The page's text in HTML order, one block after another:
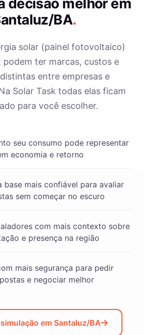
decisão melhor em
BA.
solar (painel fotovoltaico)
podem ter marcas, custos e
entre empresas e
Solar Task todas elas ficam
para você escolher.
seu consumo pode representar
economia e retorno
base mais confiável para avaliar
sem começar no escuro
com mais contexto sobre
e presença na região
mais segurança para pedir
e negociar melhor
em Santaluz/BA